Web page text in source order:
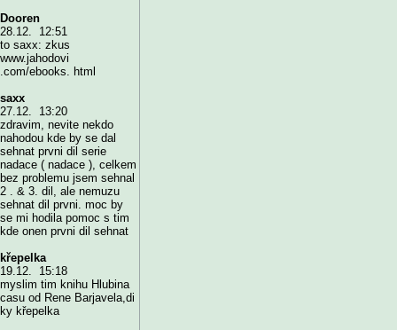
Dooren
28.12. 12:51
to saxx: zkus
www.jahodovi
.com/ebooks. html
saxx
27.12. 13:20
zdravim, nevite nekdo
nahodou kde by se dal
sehnat prvni dil serie
nadace ( nadace ), celkem
bez problemu jsem sehnal
2 . & 3. dil, ale nemuzu
sehnat dil prvni. moc by
se mi hodila pomoc s tim
kde onen prvni dil sehnat
křepelka
19.12. 15:18
myslim tim knihu Hlubina
casu od Rene Barjavela,di
ky křepelka